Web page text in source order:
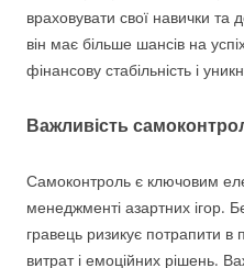
враховувати свої навички та
він має більше шансів на
фінансову стабільність і
Важливість
Самоконтроль є ключовим
менеджменті азартних ігор.
гравець ризикує потрапити в
витрат і емоційних рішень.